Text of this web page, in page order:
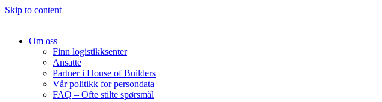
Skip to content
Om oss
Finn logistikksenter
Ansatte
Partner i House of Builders
Vår politikk for persondata
FAQ – Ofte stilte spørsmål